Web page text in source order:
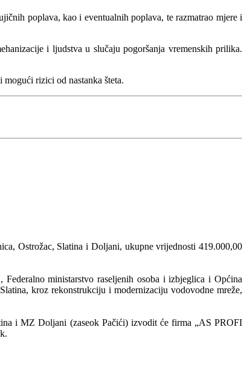
poplava, kao i eventualnih poplava, te razmatrao mjere i
i ljudstva u slučaju pogoršanja vremenskih prilika.
rizici od nastanka šteta.
Ostrožac, Slatina i Doljani, ukupne vrijednosti 419.000,00
ministarstvo raseljenih osoba i izbjeglica i Općina
kroz rekonstrukciju i modernizaciju vodovodne mreže,
i MZ Doljani (zaseok Pačići) izvodit će firma „AS PROFI